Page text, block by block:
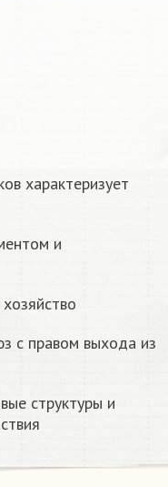
характеризует
и
с правом выхода из
структуры и